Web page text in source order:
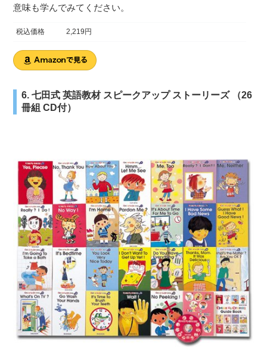
意味も学んでみてください。
税込価格 2,219円
6. 七田式 英語教材 スピークアップ ストーリーズ （26
冊組 CD付）